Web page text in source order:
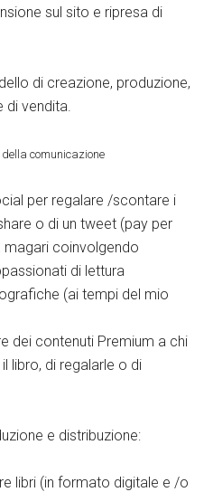
sul sito e ripresa di
di creazione, produzione,
di vendita.
comunicazione
per regalare /scontare i
o di un tweet (pay per
magari coinvolgendo
di lettura
(ai tempi del mio
dei contenuti Premium a chi
libro, di regalarle o di
e distribuzione:
libri (in formato digitale e /o